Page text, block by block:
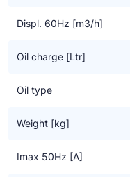
Displ. 60Hz [m3/h]
Oil charge [Ltr]
Oil type
Weight [kg]
Imax 50Hz [A]